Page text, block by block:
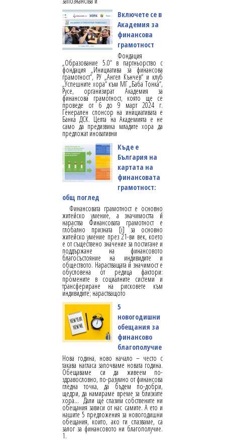
Включете се в
Академия за
финансова
грамотност
Фондация
„Образование 5.0“ в партньорство с
фондация „Инициатива за финансова
грамотност“, РУ „Ангел Кънчев“ и клуб
„Успешните хора“ към МГ „Баба Тонка“,
Русе, организират Академия за
финансова грамотност, която ще се
проведе от 6 до 9 март 2024 г.
Генерален спонсор на инициативата е
Банка ДСК. Целта на Академията е не
само да предизвика младите хора да
предложат иновативни
Къде е
България на
картата на
финансовата
грамотност:
общ поглед
Финансовата грамотност е основно
житейско умение, а значимостта й
нараства Финансовата грамотност е
глобално призната [i] за основно
житейско умение през 21-ви век, което
е от съществено значение за постигане и
поддържане на финансовото
благосъстояние на индивидите и
обществото. Нарастващата й значимост е
обусловена от редица фактори:
промените в социалните системи и
трансфериране на рисковете към
индивидите; нарастващото
5
новогодишни
обещания за
финансово
благополучие
Нова година, ново начало – често с
такава нагласа започваме новата година.
Обещаваме си да живеем по-
здравословно, по-разумно от финансова
гледна точка, да бъдем по-добри,
щедри, да намираме време за близките
хора... Дали ще спазим собствените ни
обещания зависи от нас самите. А ето и
нашите 5 предложения за новогодишни
обещания, които, ако ги спазваме, са
залог за финансовото ни благополучие.
1.